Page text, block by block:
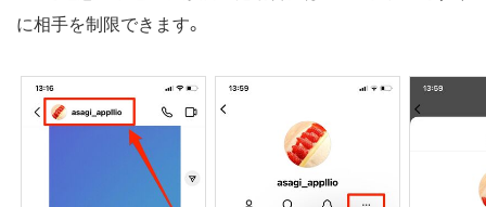
に相手を制限できます。